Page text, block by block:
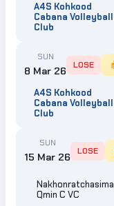
A4S Kohkood
Cabana Volleyball
Club
SUN
8 Mar 26
A4S Kohkood
Cabana Volleyball
Club
LOSE
SUN
15 Mar 26
Nakhonratchasima
Qmin C VC
LOSE